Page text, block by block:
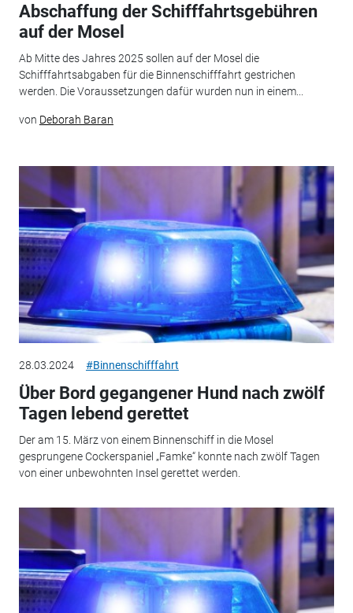
Abschaffung der Schifffahrtsgebühren
auf der Mosel
Ab Mitte des Jahres 2025 sollen auf der Mosel die
Schifffahrtsabgaben für die Binnenschifffahrt gestrichen
werden. Die Voraussetzungen dafür wurden nun in einem...
von Deborah Baran
28.03.2024 #Binnenschifffahrt
Über Bord gegangener Hund nach zwölf
Tagen lebend gerettet
Der am 15. März von einem Binnenschiff in die Mosel
gesprungene Cockerspaniel „Famke“ konnte nach zwölf Tagen
von einer unbewohnten Insel gerettet werden.